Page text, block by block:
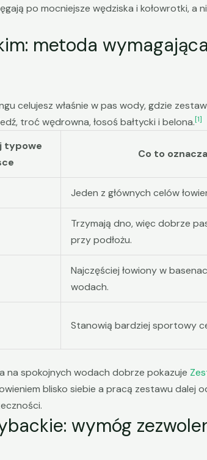
po mocniejsze wędziska i kołowrotki, a
metoda
celujesz właśnie w pas wody, gdzie
troć wędrowna, łosoś bałtycki i belona.[1]
typowe
Co to
Jeden z głównych celów
Trzymają dno, więc dobrze
przy podłożu.
Najczęściej łowiony w
wodach.
Stanowią bardziej sportowy
na spokojnych wodach dobrze pokazuje
blisko siebie a pracą zestawu dalej
wymóg